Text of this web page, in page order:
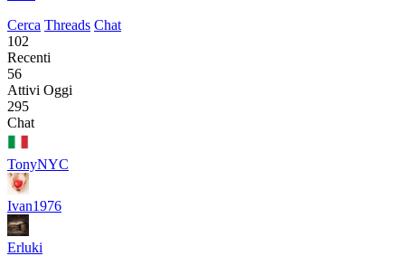
Cerca Threads Chat
102
Recenti
56
Attivi Oggi
295
Chat
TonyNYC
Ivan1976
Erluki